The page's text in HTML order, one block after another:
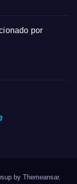
por
by Themeansar.